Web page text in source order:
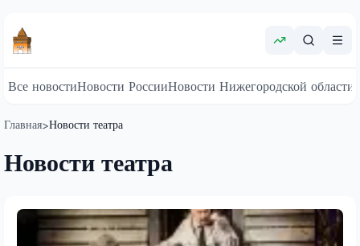
Все новостиНовости РоссииНовости Нижегородской области
Главная>Новости театра
Новости театра